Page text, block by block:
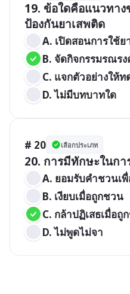
19. ข้อใดคือแนวทาง
ป้องกันยาเสพติด
A. เปิดสอนการใช้ย
B. จัดกิจกรรมรณร
C. แจกตัวอย่างให้ท
D. ไม่มีบทบาทใด
# 20 เลือกประเภท
20. การมีทักษะในกา
A. ยอมรับคำชวนเ
B. เงียบเมื่อถูกชวน
C. กล้าปฏิเสธเมื่อ
D. ไม่พูดไม่จา